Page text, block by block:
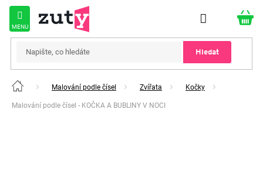
Přejít
obsah
Hledat
Domů Malování podle čísel Zvířata Kočky
Malování podle čísel - KOČKA A BUBLINY V NOCI